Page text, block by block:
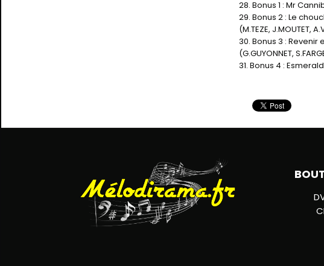
28. Bonus 1 : Mr
29. Bonus 2 : Le
(M.TEZE, J.MOUTET,
30. Bonus 3 : Revenir
(G.GUYONNET,
31. Bonus 4 :